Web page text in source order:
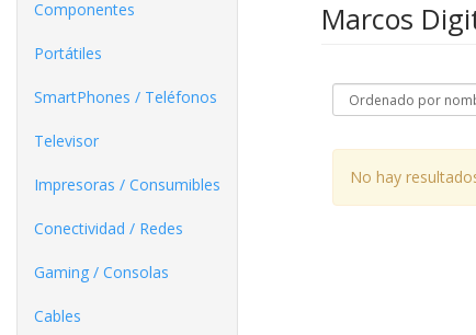
Componentes
Portátiles
SmartPhones / Teléfonos
Televisor
Impresoras / Consumibles
Conectividad / Redes
Gaming / Consolas
Cables
Marcos
No hay